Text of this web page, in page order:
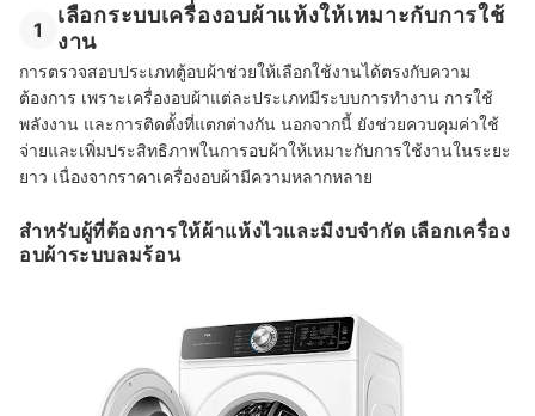
1
เลือกระบบเครื่องอบผ้าแห้งให้เหมาะกับการใช้
งาน
การตรวจสอบประเภทตู้อบผ้าช่วยให้เลือกใช้งานได้ตรงกับความ
ต้องการ เพราะเครื่องอบผ้าแต่ละประเภทมีระบบการทำงาน การใช้
พลังงาน และการติดตั้งที่แตกต่างกัน นอกจากนี้ ยังช่วยควบคุมค่าใช้
จ่ายและเพิ่มประสิทธิภาพในการอบผ้าให้เหมาะกับการใช้งานในระยะ
ยาว เนื่องจากราคาเครื่องอบผ้ามีความหลากหลาย
สำหรับผู้ที่ต้องการให้ผ้าแห้งไวและมีงบจำกัด เลือกเครื่อง
อบผ้าระบบลมร้อน